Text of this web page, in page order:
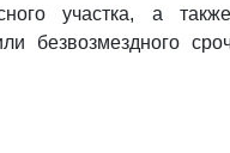
участка, а также
безвозмездного